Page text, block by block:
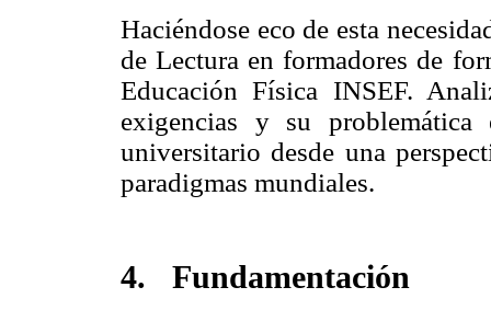
Haciéndose eco de esta
de Lectura en formadores de
Educación Física INSEF.
exigencias y su
universitario desde una
paradigmas mundiales.
4. Fundamentación